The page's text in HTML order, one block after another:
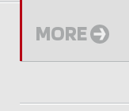
MORE